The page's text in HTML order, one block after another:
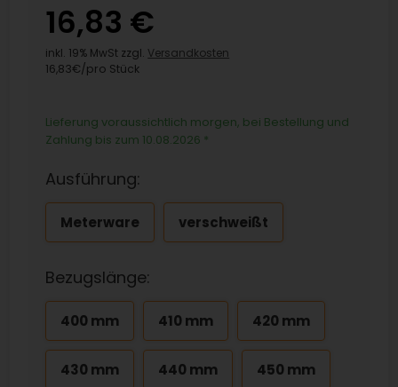
16,83 €
inkl. 19% MwSt zzgl. Versandkosten
16,83€/pro Stück
Lieferung voraussichtlich morgen, bei Bestellung und
Zahlung bis zum 10.08.2026 *
Ausführung:
Meterware verschweißt
Bezugslänge:
400 mm 410 mm 420 mm
430 mm 440 mm 450 mm